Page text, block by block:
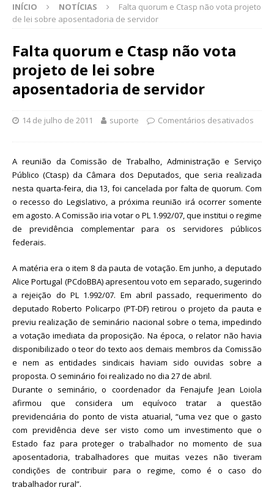
INÍCIO NOTÍCIAS
Falta quorum e Ctasp não vota projeto
de lei sobre aposentadoria de servidor
Falta quorum e Ctasp não vota
projeto de lei sobre
aposentadoria de servidor
14 de julho de 2011 suporte Comentários desativados
A reunião da Comissão de Trabalho, Administração e Serviço
Público (Ctasp) da Câmara dos Deputados, que seria realizada
nesta quarta-feira, dia 13, foi cancelada por falta de quorum. Com
o recesso do Legislativo, a próxima reunião irá ocorrer somente
em agosto. A Comissão iria votar o PL 1.992/07, que institui o regime
de previdência complementar para os servidores públicos
federais.
A matéria era o item 8 da pauta de votação. Em junho, a deputado
Alice Portugal (PCdoBBA) apresentou voto em separado, sugerindo
a rejeição do PL 1.992/07. Em abril passado, requerimento do
deputado Roberto Policarpo (PT-DF) retirou o projeto da pauta e
previu realização de seminário nacional sobre o tema, impedindo
a votação imediata da proposição. Na época, o relator não havia
disponibilizado o teor do texto aos demais membros da Comissão
e nem as entidades sindicais haviam sido ouvidas sobre a
proposta. O seminário foi realizado no dia 27 de abril.
Durante o seminário, o coordenador da Fenajufe Jean Loiola
afirmou que considera um equívoco tratar a questão
previdenciária do ponto de vista atuarial, “uma vez que o gasto
com previdência deve ser visto como um investimento que o
Estado faz para proteger o trabalhador no momento de sua
aposentadoria, trabalhadores que muitas vezes não tiveram
condições de contribuir para o regime, como é o caso do
trabalhador rural”.